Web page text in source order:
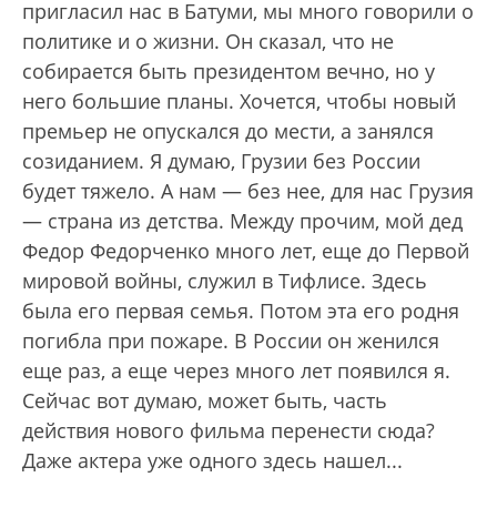
пригласил нас в Батуми, мы много говорили о
политике и о жизни. Он сказал, что не
собирается быть президентом вечно, но у
него большие планы. Хочется, чтобы новый
премьер не опускался до мести, а занялся
созиданием. Я думаю, Грузии без России
будет тяжело. А нам — без нее, для нас Грузия
— страна из детства. Между прочим, мой дед
Федор Федорченко много лет, еще до Первой
мировой войны, служил в Тифлисе. Здесь
была его первая семья. Потом эта его родня
погибла при пожаре. В России он женился
еще раз, а еще через много лет появился я.
Сейчас вот думаю, может быть, часть
действия нового фильма перенести сюда?
Даже актера уже одного здесь нашел...